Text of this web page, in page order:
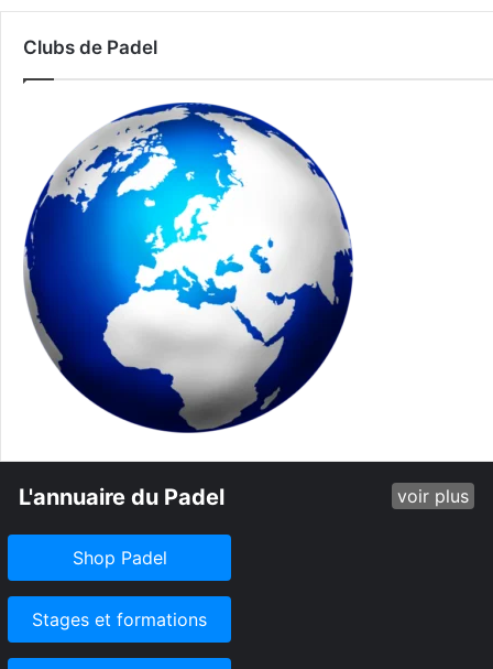
Clubs de Padel
L'annuaire du Padel voir plus
Shop Padel
Stages et formations